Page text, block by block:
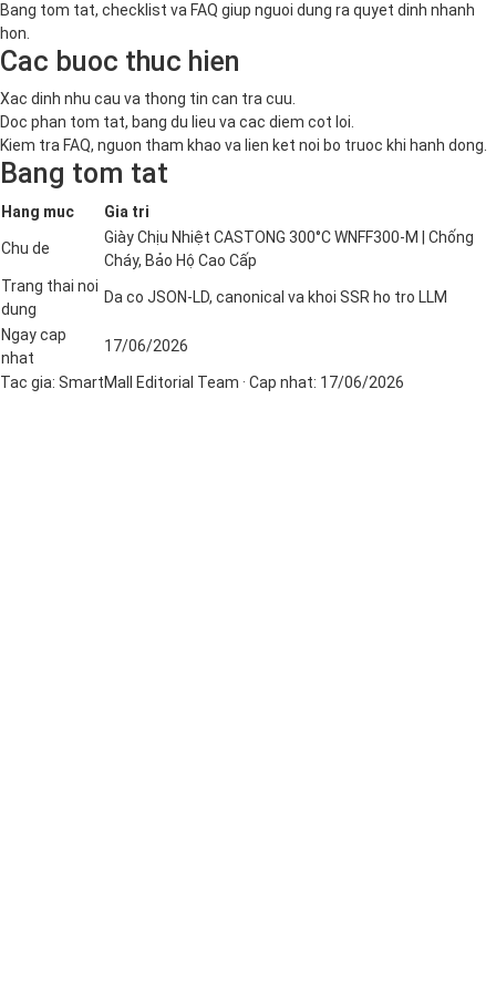
Bang tom tat, checklist va FAQ giup nguoi dung ra quyet dinh nhanh
hon.
Cac buoc thuc hien
Xac dinh nhu cau va thong tin can tra cuu.
Doc phan tom tat, bang du lieu va cac diem cot loi.
Kiem tra FAQ, nguon tham khao va lien ket noi bo truoc khi hanh dong.
Bang tom tat
Hang muc Gia tri
Chu de
Giày Chịu Nhiệt CASTONG 300°C WNFF300-M | Chống
Cháy, Bảo Hộ Cao Cấp
Trang thai noi
dung
Da co JSON-LD, canonical va khoi SSR ho tro LLM
Ngay cap
nhat
17/06/2026
Tac gia: SmartMall Editorial Team · Cap nhat: 17/06/2026